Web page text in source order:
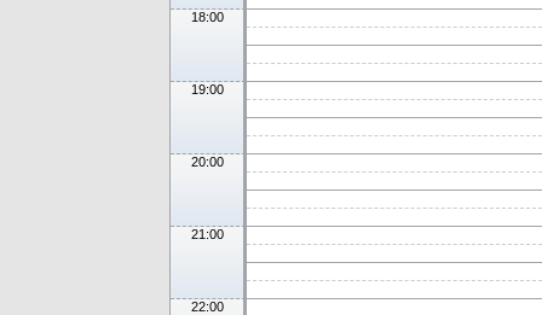
18:00
19:00
20:00
21:00
22:00